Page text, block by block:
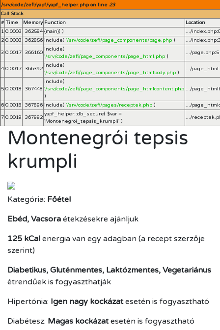
/srv/code/zefi/yapf/yapf_helper.php on line 23
Call Stack
# Time Memory Function
Location
1 0.0003 362584 {main}( ) .../index.php:
2 0.0003 362856 include( '/srv/code/zefi/page_components/page.php ) .../index.php:
3 0.0017 366160
include(
'/srv/code/zefi/page_components/page_html.php )
.../page.php:5
4 0.0017 366392
include(
'/srv/code/zefi/page_components/page_htmlbody.php )
.../
5 0.0018 367448
include(
'/srv/code/zefi/page_components/page_htmlcontent.php
)
.../
6 0.0018 367896 include( '/srv/code/zefi/pages/receptek.php ) .../
7 0.0019 367992
yapf_helper::db_secure( $var =
'Montenegroi_tepsis_krumpli' )
.../
Montenegrói tepsis
krumpli
Kategória: Főétel
Ebéd, Vacsora étekzésekre ajánljuk
125 kCal energia van egy adagban (a recept szerzője
szerint)
Diabetikus, Gluténmentes, Laktózmentes, Vegetariánus
étrendűek is fogyaszthatják
Hipertónia: Igen nagy kockázatesetén is fogyasztható
Diabétesz: Magas kockázatesetén is fogyasztható